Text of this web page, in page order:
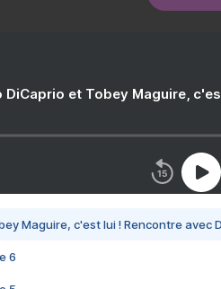
DiCaprio et Tobey Maguire,
Maguire, c'est lui ! Rencontre avec
6